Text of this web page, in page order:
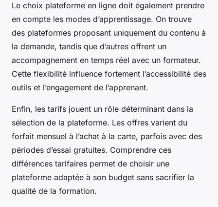
Le choix plateforme en ligne doit également prendre
en compte les modes d’apprentissage. On trouve
des plateformes proposant uniquement du contenu à
la demande, tandis que d’autres offrent un
accompagnement en temps réel avec un formateur.
Cette flexibilité influence fortement l’accessibilité des
outils et l’engagement de l’apprenant.
Enfin, les tarifs jouent un rôle déterminant dans la
sélection de la plateforme. Les offres varient du
forfait mensuel à l’achat à la carte, parfois avec des
périodes d’essai gratuites. Comprendre ces
différences tarifaires permet de choisir une
plateforme adaptée à son budget sans sacrifier la
qualité de la formation.